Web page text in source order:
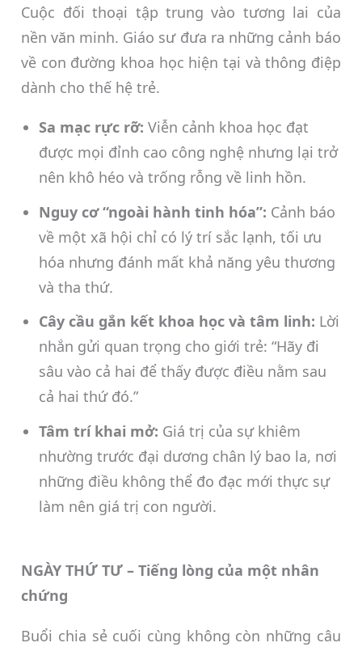
Cuộc đối thoại tập trung vào tương lai của
nền văn minh. Giáo sư đưa ra những cảnh báo
về con đường khoa học hiện tại và thông điệp
dành cho thế hệ trẻ.
Sa mạc rực rỡ:Viễn cảnh khoa học đạt
được mọi đỉnh cao công nghệ nhưng lại trở
nên khô héo và trống rỗng về linh hồn.
Nguy cơ “ngoài hành tinh hóa”: Cảnh báo
về một xã hội chỉ có lý trí sắc lạnh, tối ưu
hóa nhưng đánh mất khả năng yêu thương
và tha thứ.
Cây cầu gắn kết khoa học và tâm linh: Lời
nhắn gửi quan trọng cho giới trẻ: “Hãy đi
sâu vào cả hai để thấy được điều nằm sau
cả hai thứ đó.”
Tâm trí khai mở: Giá trị của sự khiêm
nhường trước đại dương chân lý bao la, nơi
những điều không thể đo đạc mới thực sự
làm nên giá trị con người.
NGÀY THỨ TƯ – Tiếng lòng của một nhân
chứng
Buổi chia sẻ cuối cùng không còn những câu